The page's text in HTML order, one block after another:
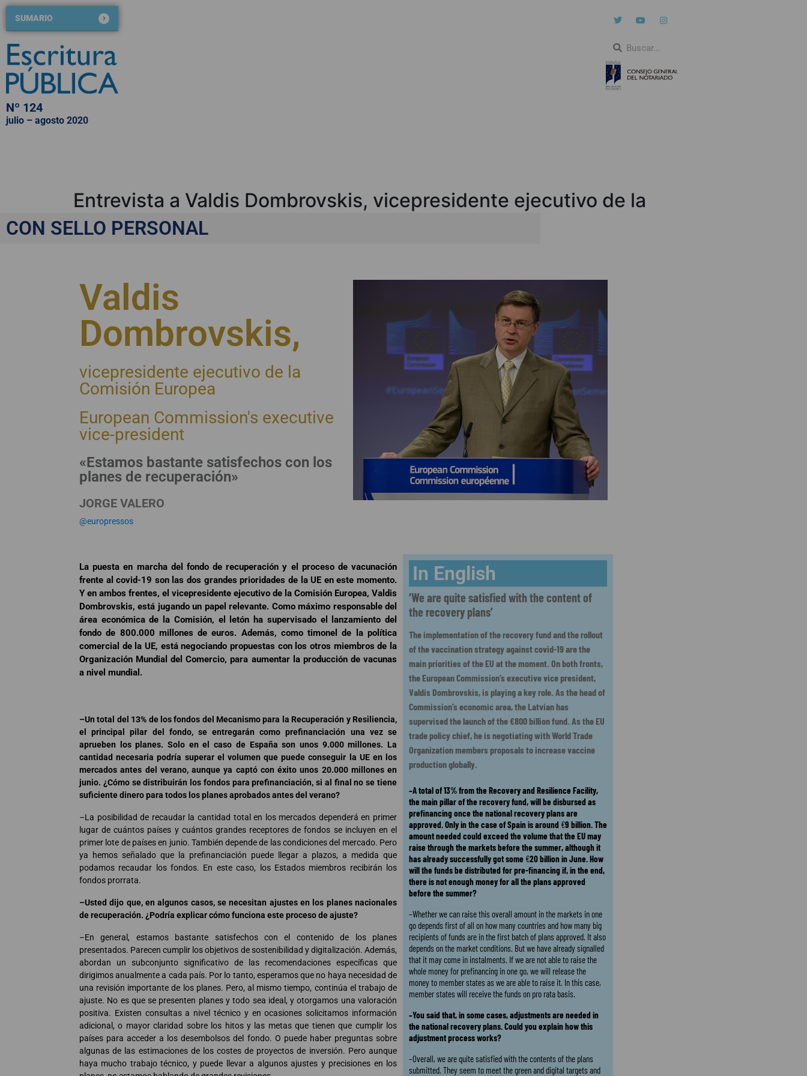
SUMARIO
Nº 124
julio – agosto 2020
Entrevista a Valdis Dombrovskis, vicepresidente ejecutivo de la
Comisión Europea
CON SELLO PERSONAL
Valdis
Dombrovskis,
vicepresidente ejecutivo de la
Comisión Europea
European Commission's executive
vice-president
«Estamos bastante satisfechos con los
planes de recuperación»
JORGE VALERO
@europressos
La puesta en marcha del fondo de recuperación y el proceso de vacunación
frente al covid-19 son las dos grandes prioridades de la UE en este momento.
Y en ambos frentes, el vicepresidente ejecutivo de la Comisión Europea, Valdis
Dombrovskis, está jugando un papel relevante. Como máximo responsable del
área económica de la Comisión, el letón ha supervisado el lanzamiento del
fondo de 800.000 millones de euros. Además, como timonel de la política
comercial de la UE, está negociando propuestas con los otros miembros de la
Organización Mundial del Comercio, para aumentar la producción de vacunas
a nivel mundial.
–Un total del 13% de los fondos del Mecanismo para la Recuperación y Resiliencia,
el principal pilar del fondo, se entregarán como prefinanciación una vez se
aprueben los planes. Solo en el caso de España son unos 9.000 millones. La
cantidad necesaria podría superar el volumen que puede conseguir la UE en los
mercados antes del verano, aunque ya captó con éxito unos 20.000 millones en
junio. ¿Cómo se distribuirán los fondos para prefinanciación, si al final no se tiene
suficiente dinero para todos los planes aprobados antes del verano?
–La posibilidad de recaudar la cantidad total en los mercados dependerá en primer
lugar de cuántos países y cuántos grandes receptores de fondos se incluyen en el
primer lote de países en junio. También depende de las condiciones del mercado. Pero
ya hemos señalado que la prefinanciación puede llegar a plazos, a medida que
podamos recaudar los fondos. En este caso, los Estados miembros recibirán los
fondos prorrata.
–Usted dijo que, en algunos casos, se necesitan ajustes en los planes nacionales
de recuperación. ¿Podría explicar cómo funciona este proceso de ajuste?
–En general, estamos bastante satisfechos con el contenido de los planes
presentados. Parecen cumplir los objetivos de sostenibilidad y digitalización. Además,
abordan un subconjunto significativo de las recomendaciones específicas que
dirigimos anualmente a cada país. Por lo tanto, esperamos que no haya necesidad de
una revisión importante de los planes. Pero, al mismo tiempo, continúa el trabajo de
ajuste. No es que se presenten planes y todo sea ideal, y otorgamos una valoración
positiva. Existen consultas a nivel técnico y en ocasiones solicitamos información
adicional, o mayor claridad sobre los hitos y las metas que tienen que cumplir los
países para acceder a los desembolsos del fondo. O puede haber preguntas sobre
algunas de las estimaciones de los costes de proyectos de inversión. Pero aunque
haya mucho trabajo técnico, y puede llevar a algunos ajustes y precisiones en los
In English
‘We are quite satisfied with the content of
the recovery plans’
The implementation of the recovery fund and the rollout
of the vaccination strategy against covid-19 are the
main priorities of the EU at the moment. On both fronts,
the European Commission’s executive vice president,
Valdis Dombrovskis, is playing a key role. As the head of
Commission’s economic area, the Latvian has
supervised the launch of the €800 billion fund. As the EU
trade policy chief, he is negotiating with World Trade
Organization members proposals to increase vaccine
production globally.
–A total of 13% from the Recovery and Resilience Facility,
the main pillar of the recovery fund, will be disbursed as
prefinancing once the national recovery plans are
approved. Only in the case of Spain is around €9 billion. The
amount needed could exceed the volume that the EU may
raise through the markets before the summer, although it
has already successfully got some €20 billion in June. How
will the funds be distributed for pre-financing if, in the end,
there is not enough money for all the plans approved
before the summer?
–Whether we can raise this overall amount in the markets in one
go depends first of all on how many countries and how many big
recipients of funds are in the first batch of plans approved. It also
depends on the market conditions. But we have already signalled
that it may come in instalments. If we are not able to raise the
whole money for prefinancing in one go, we will release the
money to member states as we are able to raise it. In this case,
member states will receive the funds on pro rata basis.
–You said that, in some cases, adjustments are needed in
the national recovery plans. Could you explain how this
adjustment process works?
–Overall, we are quite satisfied with the contents of the plans
submitted. They seem to meet the green and digital targets and